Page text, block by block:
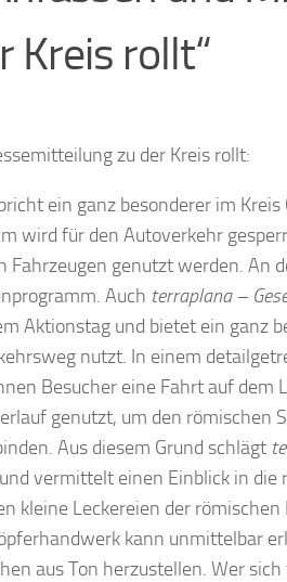
Kreis rollt“
zu der Kreis rollt:
ein ganz besonderer im
wird für den Autoverkehr
genutzt werden. An
Auch terraplana –
Aktionstag und bietet ein ganz
nutzt. In einem
Besucher eine Fahrt auf dem
genutzt, um den römischen
Aus diesem Grund schlägt
vermittelt einen Einblick in
kleine Leckereien der
kann unmittelbar
aus Ton herzustellen. Wer